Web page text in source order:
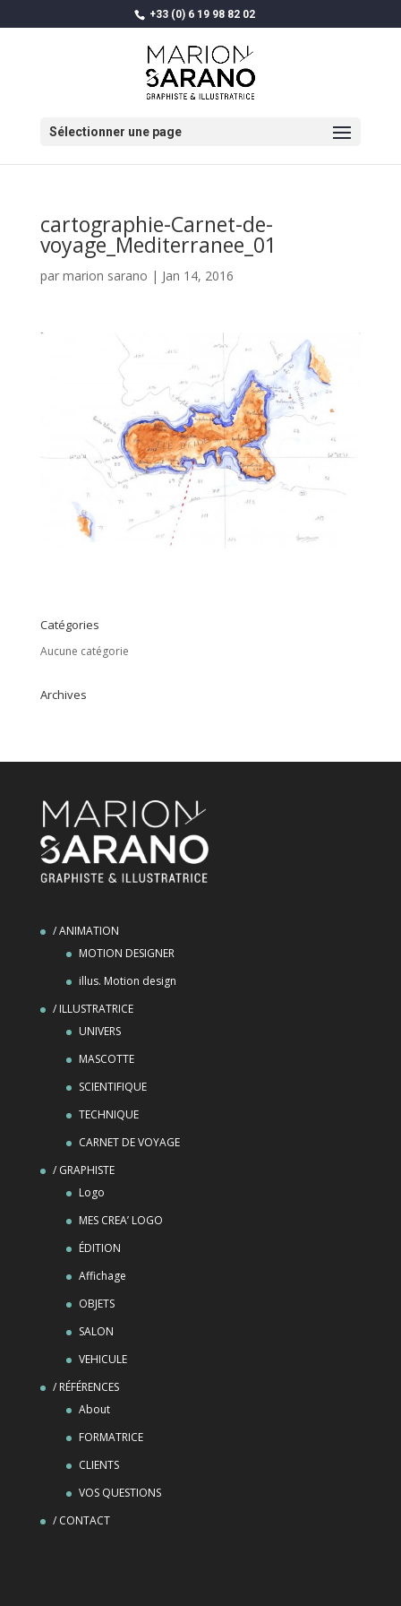
+33 (0) 6 19 98 82 02
Sélectionner une page
cartographie-Carnet-de-
voyage_Mediterranee_01
par marion sarano | Jan 14, 2016
Catégories
Aucune catégorie
Archives
/ ANIMATION
MOTION DESIGNER
illus. Motion design
/ ILLUSTRATRICE
UNIVERS
MASCOTTE
SCIENTIFIQUE
TECHNIQUE
CARNET DE VOYAGE
/ GRAPHISTE
Logo
MES CREA’ LOGO
ÉDITION
Affichage
OBJETS
SALON
VEHICULE
/ RÉFÉRENCES
About
FORMATRICE
CLIENTS
VOS QUESTIONS
/ CONTACT